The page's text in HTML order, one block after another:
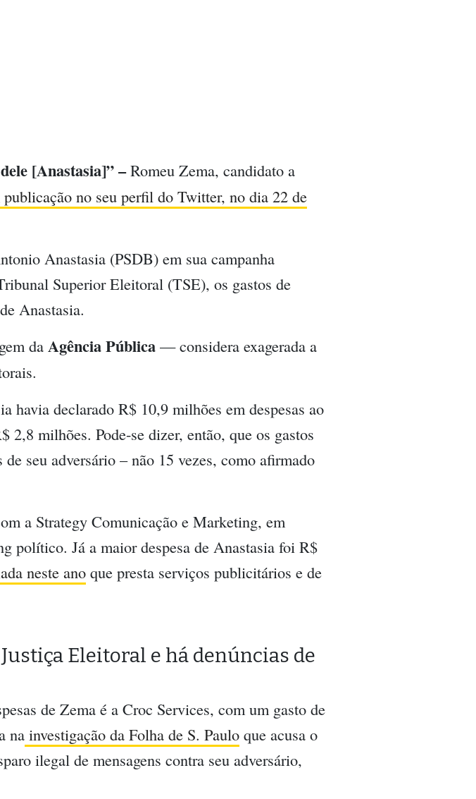
[Anastasia]” –Romeu Zema, candidato a
publicação no seu perfil do Twitter, no dia 22 de
Anastasia (PSDB) em sua campanha
Superior Eleitoral (TSE), os gastos de
Anastasia.
daAgência Pública — considera exagerada a
havia declarado R$ 10,9 milhões em despesas ao
milhões. Pode-se dizer, então, que os gastos
seu adversário – não 15 vezes, como afirmado
a Strategy Comunicação e Marketing, em
político. Já a maior despesa de Anastasia foi R$
neste ano que presta serviços publicitários e de
Eleitoral e há denúncias de
de Zema é a Croc Services, com um gasto de
na investigação da Folha de S. Paulo que acusa o
ilegal de mensagens contra seu adversário,